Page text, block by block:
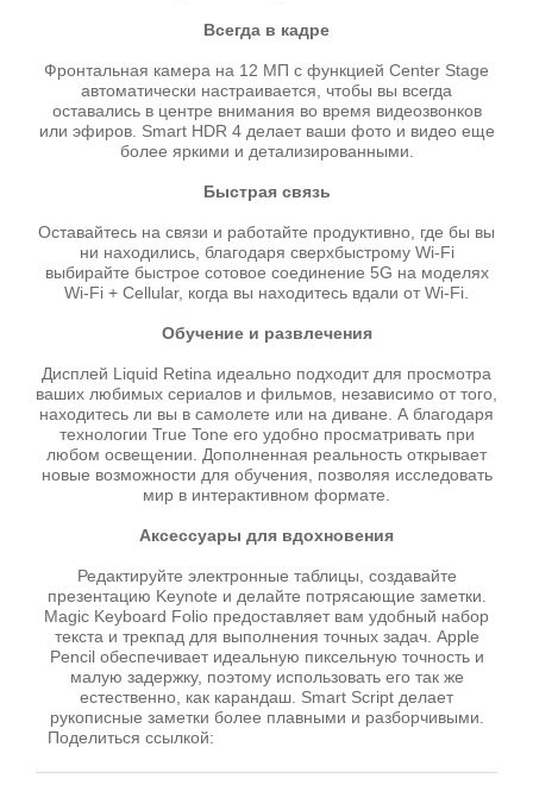
Всегда в кадре
Фронтальная камера на 12 МП с функцией Center Stage
автоматически настраивается, чтобы вы всегда
оставались в центре внимания во время видеозвонков
или эфиров. Smart HDR 4 делает ваши фото и видео еще
более яркими и детализированными.
Быстрая связь
Оставайтесь на связи и работайте продуктивно, где бы вы
ни находились, благодаря сверхбыстрому Wi-Fi
выбирайте быстрое сотовое соединение 5G на моделях
Wi-Fi + Cellular, когда вы находитесь вдали от Wi-Fi.
Обучение и развлечения
Дисплей Liquid Retina идеально подходит для просмотра
ваших любимых сериалов и фильмов, независимо от того,
находитесь ли вы в самолете или на диване. А благодаря
технологии True Tone его удобно просматривать при
любом освещении. Дополненная реальность открывает
новые возможности для обучения, позволяя исследовать
мир в интерактивном формате.
Аксессуары для вдохновения
Редактируйте электронные таблицы, создавайте
презентацию Keynote и делайте потрясающие заметки.
Magic Keyboard Folio предоставляет вам удобный набор
текста и трекпад для выполнения точных задач. Apple
Pencil обеспечивает идеальную пиксельную точность и
малую задержку, поэтому использовать его так же
естественно, как карандаш. Smart Script делает
рукописные заметки более плавными и разборчивыми.
Поделиться ссылкой: